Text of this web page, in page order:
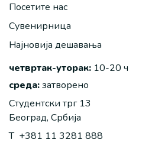
Посетите нас
Сувенирница
Најновија дешавања
четвртак-уторак: 10-20 ч
среда:затворено
Студентски трг 13
Београд, Србија
T +381 11 3281 888